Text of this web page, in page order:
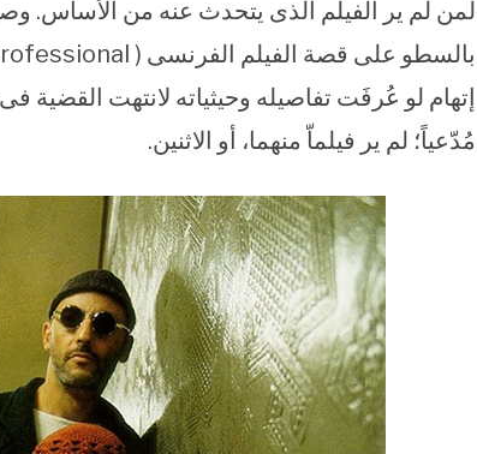
إتهام لو عُرفَت تفاصيله وحيثياته لانتهت القضية
مُدّعياً؛ لم ير فيلماّ منهما، أو الاثنين.